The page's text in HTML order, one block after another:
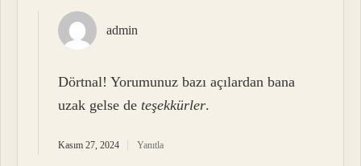
admin
Dörtnal! Yorumunuz bazı açılardan bana
uzak gelse de teşekkürler.
Kasım 27, 2024 Yanıtla